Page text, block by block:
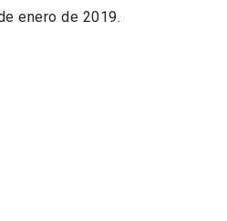
enero de 2019.